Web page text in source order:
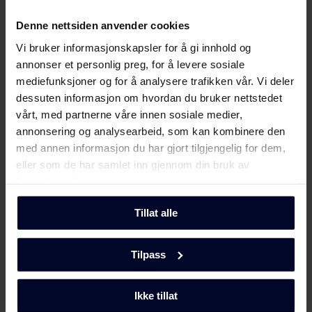
Denne nettsiden anvender cookies
Vi bruker informasjonskapsler for å gi innhold og
annonser et personlig preg, for å levere sosiale
mediefunksjoner og for å analysere trafikken vår. Vi deler
dessuten informasjon om hvordan du bruker nettstedet
vårt, med partnerne våre innen sosiale medier,
annonsering og analysearbeid, som kan kombinere den
med annen informasjon du har gjort tilgjengelig for dem,
eller som de har samlet inn gjennom din bruk av
Tillat alle
Tilpass
Ikke tillat
FilerLast ned
Energimerking
Energimerke Last ned
Produktdatablad
Produktkort
(DK,EN,FI,SV,NO)
Sikkerhetsinformasjon og
advarsler (DK)
Vis mer